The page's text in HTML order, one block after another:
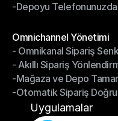
-Stoklarınızı Kontrol
-Depoyu
Omnichannel Yönetimi
Omnichannel Yönetimi
- Omnikanal Sipariş
- Omnikanal Sipariş
- Akıllı Sipariş
- Akıllı Sipariş
-Mağaza ve Depo
-Mağaza ve Depo
-Otomatik Sipariş
-Otomatik Sipariş
Uygulamalar